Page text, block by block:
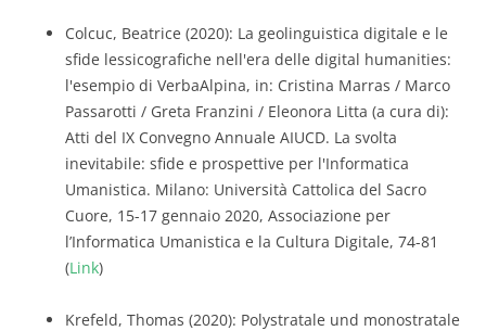
Colcuc, Beatrice (2020): La geolinguistica digitale e le
sfide lessicografiche nell'era delle digital humanities:
l'esempio di VerbaAlpina, in: Cristina Marras / Marco
Passarotti / Greta Franzini / Eleonora Litta (a cura di):
Atti del IX Convegno Annuale AIUCD. La svolta
inevitabile: sfide e prospettive per l'Informatica
Umanistica. Milano: Università Cattolica del Sacro
Cuore, 15-17 gennaio 2020, Associazione per
l’Informatica Umanistica e la Cultura Digitale, 74-81
(Link)
Krefeld, Thomas (2020): Polystratale und monostratale